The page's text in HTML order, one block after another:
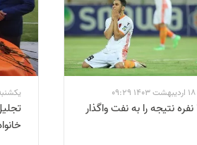
مس ۱۰ نفره نتیجه را به نفت واگذار
یکشنبه 23 اردیبهشت